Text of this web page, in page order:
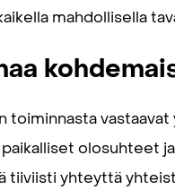
mahdollisella
toiminnasta
olosuhteet
tiiviisti yhteyttä